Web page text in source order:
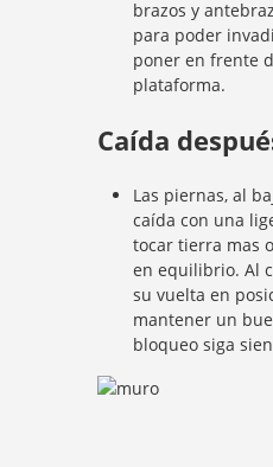
brazos y
para poder
poner en frente
plataforma.
Caída
Las piernas, al
caída con una
tocar tierra mas
en equilibrio. Al
su vuelta en
mantener un
bloqueo siga